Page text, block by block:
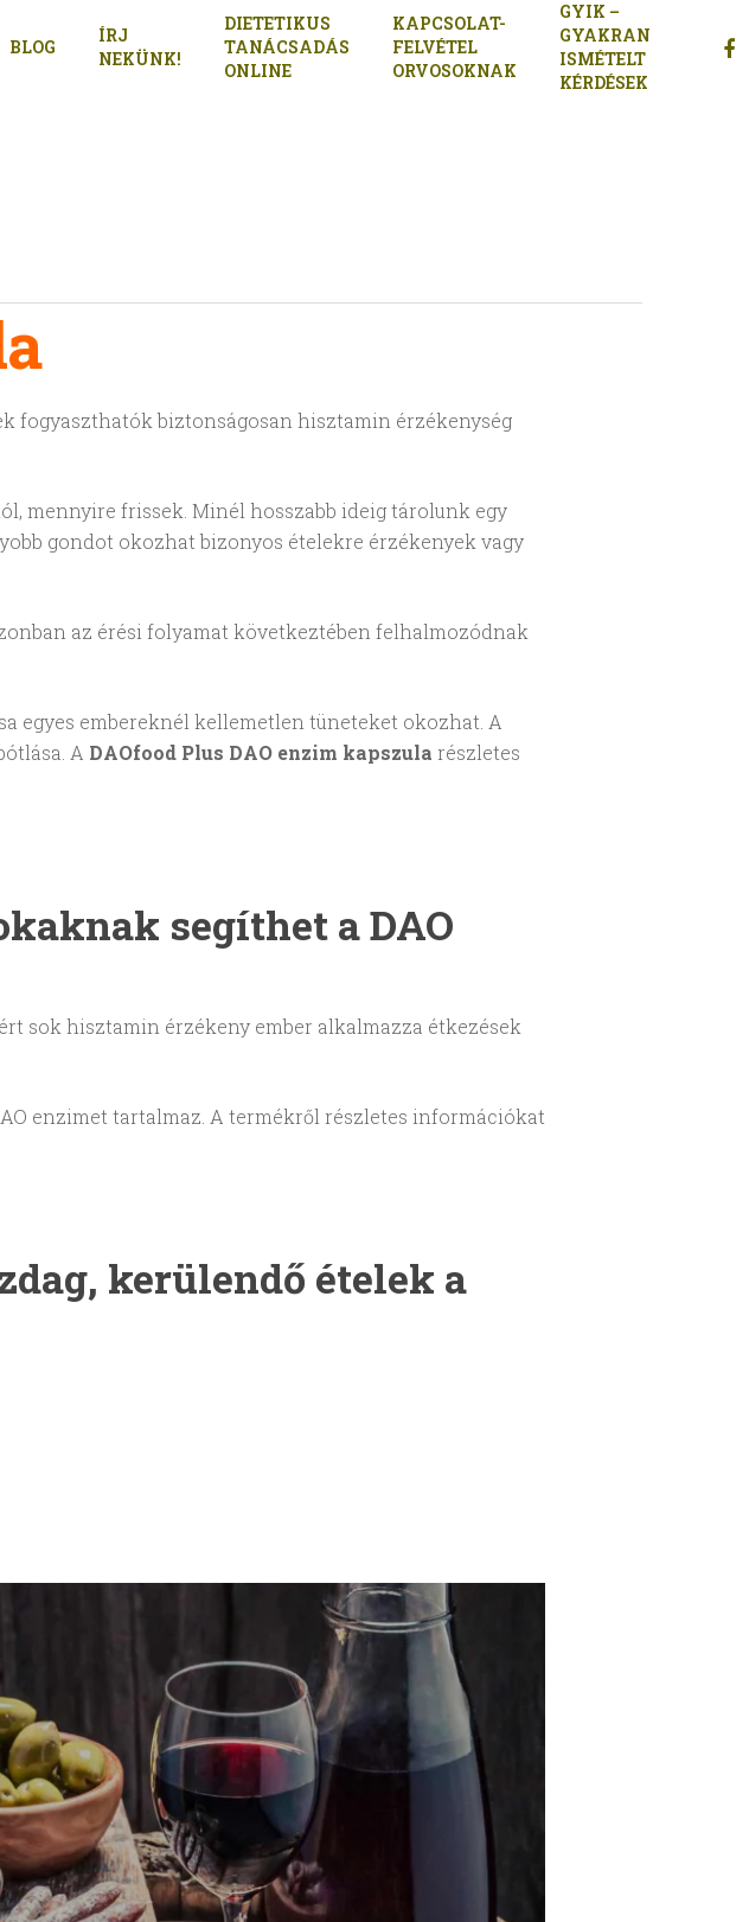
BLOG
ÍRJ
NEKÜNK!
DIETETIKUS
TANÁCSADÁS
ONLINE
KAPCSOLAT-
FELVÉTEL
ORVOSOKNAK
GYIK –
GYAKRAN
ISMÉTELT
KÉRDÉSEK
fogyaszthatók biztonságosan hisztamin érzékenység
mennyire frissek. Minél hosszabb ideig tárolunk egy
gondot okozhat bizonyos ételekre érzékenyek vagy
az érési folyamat következtében felhalmozódnak
egyes embereknél kellemetlen tüneteket okozhat. A
A DAOfood Plus DAO enzim kapszula részletes
segíthet a DAO
sok hisztamin érzékeny ember alkalmazza étkezések
enzimet tartalmaz. A termékről részletes információkat
kerülendő ételek a